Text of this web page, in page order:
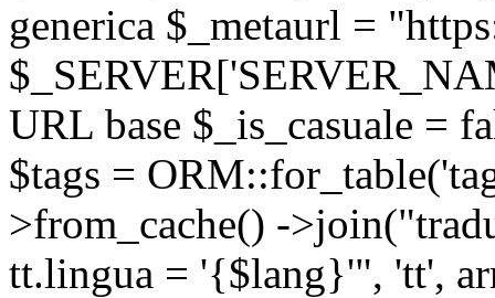
generica $_metaurl =
URL base $_is_casuale =
$tags =
>from_cache() -
tt.lingua = '{$lang}'", 'tt',